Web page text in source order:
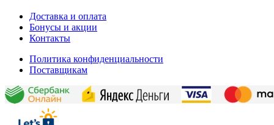
Доставка и оплата
Бонусы и акции
Контакты
Политика конфиденциальности
Поставщикам